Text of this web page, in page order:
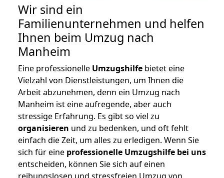
Wir sind ein
Familienunternehmen und helfen
Ihnen beim Umzug nach
Manheim
Eine professionelle Umzugshilfe bietet eine
Vielzahl von Dienstleistungen, um Ihnen die
Arbeit abzunehmen, denn ein Umzug nach
Manheim ist eine aufregende, aber auch
stressige Erfahrung. Es gibt so viel zu
organisieren und zu bedenken, und oft fehlt
einfach die Zeit, um alles zu erledigen. Wenn Sie
sich für eine professionelle Umzugshilfe bei uns
entscheiden, können Sie sich auf einen